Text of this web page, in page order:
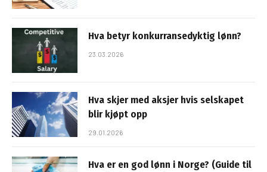
Hva betyr konkurransedyktig lønn?
23.03.2026
Hva skjer med aksjer hvis selskapet
blir kjøpt opp
29.01.2026
Hva er en god lønn i Norge? (Guide til